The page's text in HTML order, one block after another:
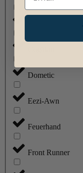
Dometic
Eezi-Awn
Feuerhand
Front Runner